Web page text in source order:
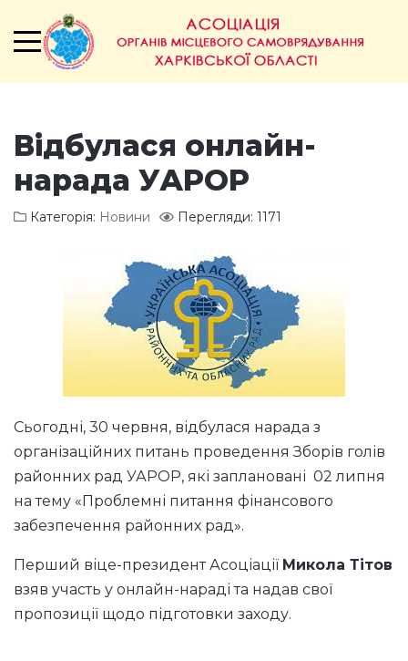
Відбулася онлайн-
нарада УАРОР
Категорія: Новини Перегляди: 1171
Сьогодні, 30 червня, відбулася нарада з
організаційних питань проведення Зборів голів
районних рад УАРОР, які заплановані 02 липня
на тему «Проблемні питання фінансового
забезпечення районних рад».
Перший віце-президент Асоціації Микола Тітов
взяв участь у онлайн-нараді та надав свої
пропозиції щодо підготовки заходу.